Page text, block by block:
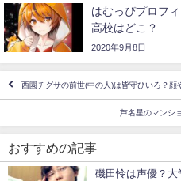
はむっぴプロフ
高校はどこ？
2020年9月8日
西園チグサの前世(中の人)は皆守ひいろ？顔
芦名星のマンシ
おすすめの記事
磯田怜は声優？